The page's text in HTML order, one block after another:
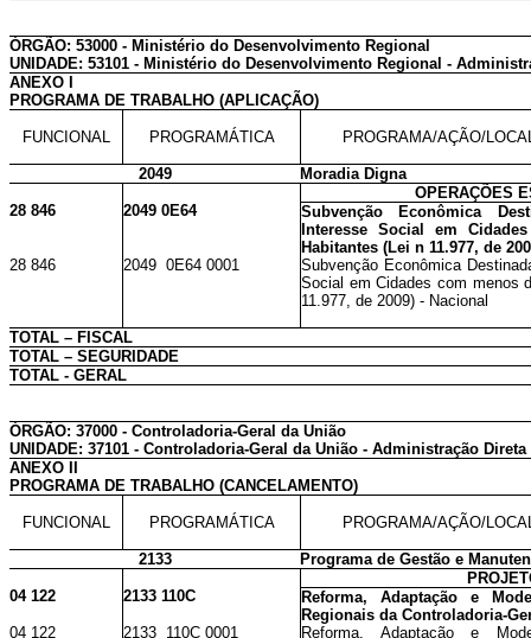
ÓRGÃO: 53000 - Ministério do Desenvolvimento Regional
UNIDADE: 53101 - Ministério do Desenvolvimento Regional -
ANEXO I
PROGRAMA DE TRABALHO (APLICAÇÃO)
FUNCIONAL PROGRAMÁTICA PROGRAMA/AÇÃO/
2049
Moradia Digna
OPERAÇÕES
28 846
2049 0E64
Subvenção Econômica
Interesse Social em
Habitantes (Lei n 11.977, de
28 846
2049 0E64 0001
Subvenção Econômica
Social em Cidades com menos
11.977, de 2009) - Nacional
TOTAL – FISCAL
TOTAL – SEGURIDADE
TOTAL - GERAL
ÓRGÃO: 37000 - Controladoria-Geral da União
UNIDADE: 37101 - Controladoria-Geral da União - Administração Direta
ANEXO II
PROGRAMA DE TRABALHO (CANCELAMENTO)
FUNCIONAL PROGRAMÁTICA PROGRAMA/AÇÃO/
2133
Programa de Gestão e
04 122
2133 110C
Reforma, Adaptação e
Regionais da Controladoria-
04 122
2133 110C 0001 Reforma, Adaptação e